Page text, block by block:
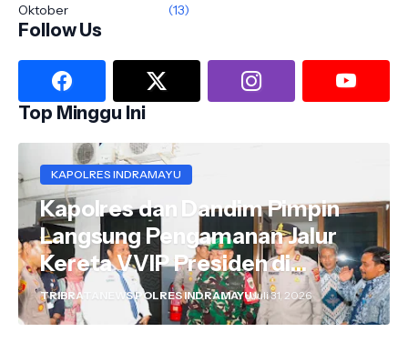
Oktober
(13)
Follow Us
Top Minggu Ini
KAPOLRES INDRAMAYU
Kapolres dan Dandim Pimpin
Langsung Pengamanan Jalur
Kereta VVIP Presiden di
Wilayah Indramayu
TRIBRATANEWS POLRES INDRAMAYUJuli 31, 2026